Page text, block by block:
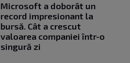
Microsoft a doborât un
record impresionant la
bursă. Cât a crescut
valoarea companiei într-o
singură zi